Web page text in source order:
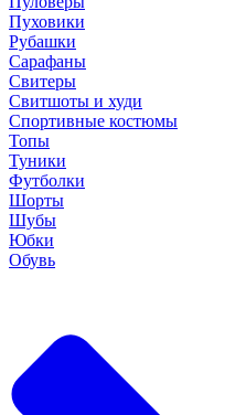
Пуховики
Рубашки
Сарафаны
Свитеры
Свитшоты и худи
Спортивные костюмы
Топы
Туники
Футболки
Шорты
Шубы
Юбки
Обувь